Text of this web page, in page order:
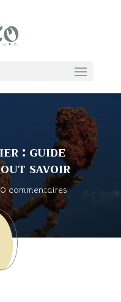
: guide
savoir
0 commentaires